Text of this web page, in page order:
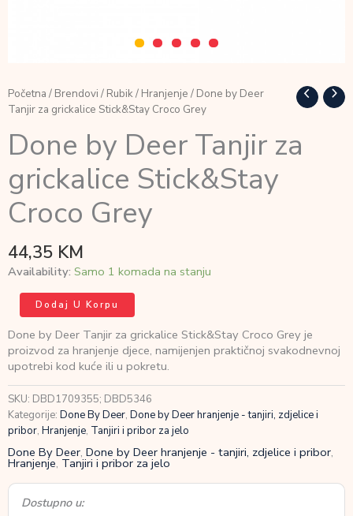
Početna / Brendovi / Rubik/ Hranjenje / Done by Deer
Tanjir za grickalice Stick&Stay Croco Grey
Done by Deer Tanjir za
grickalice Stick&Stay
Croco Grey
44,35 KM
Availability: Samo 1 komada na stanju
Done
by
Deer
Tanjir
za
Stick&Stay
Croco
Grey
količina
Dodaj U Korpu
Done by Deer Tanjir za grickalice Stick&Stay Croco Grey je
proizvod za hranjenje djece, namijenjen praktičnoj svakodnevnoj
upotrebi kod kuće ili u pokretu.
SKU: DBD1709355; DBD5346
Kategorije: Done By Deer, Done by Deer hranjenje - tanjiri, zdjelice i
pribor, Hranjenje, Tanjiri i pribor za jelo
Done By Deer, Done by Deer hranjenje - tanjiri, zdjelice i pribor,
Hranjenje, Tanjiri i pribor za jelo
Dostupno u: